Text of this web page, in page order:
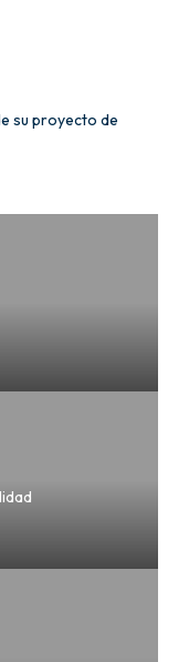
su proyecto de